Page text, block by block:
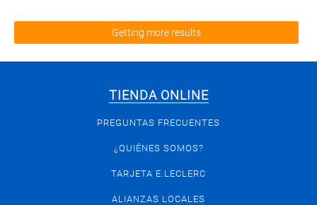
Getting more results
TIENDA ONLINE
PREGUNTAS FRECUENTES
¿QUIÉNES SOMOS?
TARJETA E.LECLERC
ALIANZAS LOCALES